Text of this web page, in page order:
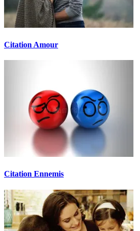
Citation Amour
Citation Ennemis